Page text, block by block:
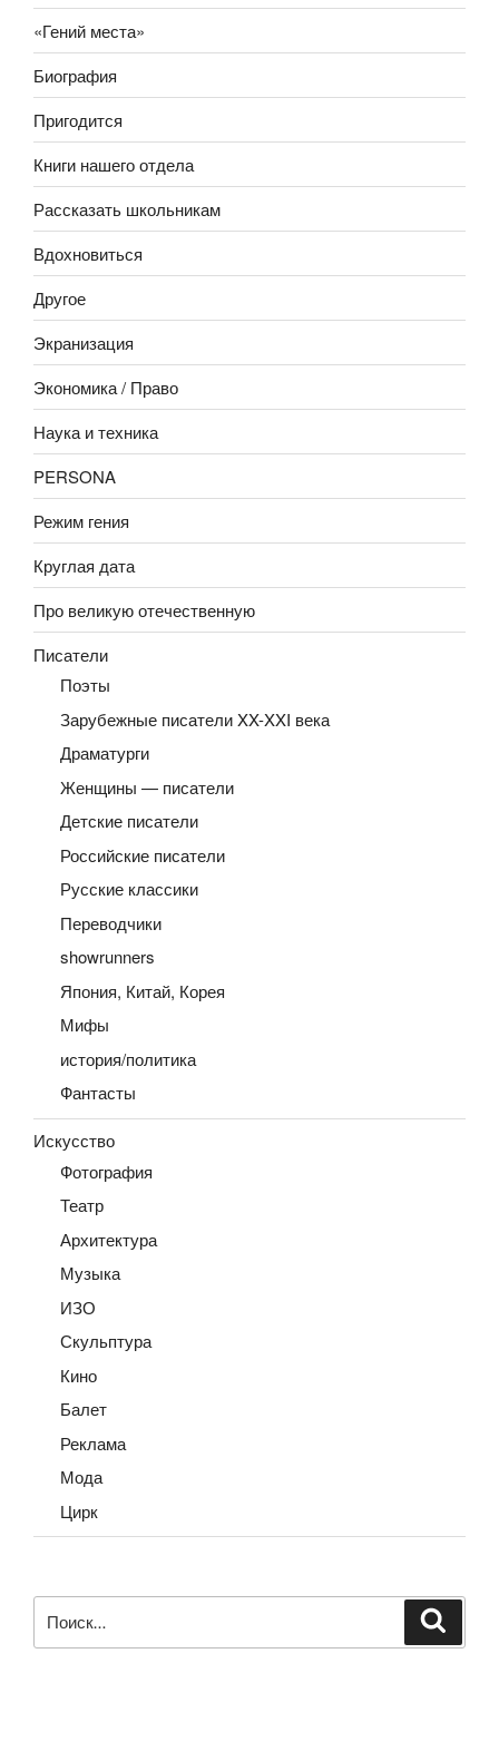
«Гений места»
Биография
Пригодится
Книги нашего отдела
Рассказать школьникам
Вдохновиться
Другое
Экранизация
Экономика / Право
Наука и техника
PERSONA
Режим гения
Круглая дата
Про великую отечественную
Писатели
Поэты
Зарубежные писатели XX-XXI века
Драматурги
Женщины — писатели
Детские писатели
Российские писатели
Русские классики
Переводчики
showrunners
Япония, Китай, Корея
Мифы
история/политика
Фантасты
Искусство
Фотография
Театр
Архитектура
Музыка
ИЗО
Скульптура
Кино
Балет
Реклама
Мода
Цирк